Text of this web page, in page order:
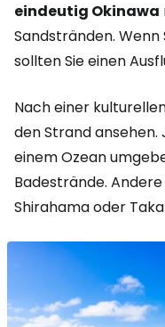
eindeutig Okinawa
Sandstränden. Wenn
sollten Sie einen
Nach einer
den Strand ansehen.
einem Ozean
Badestrände. Andere
Shirahama oder